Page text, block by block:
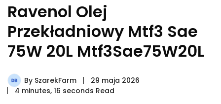
Ravenol Olej
Przekładniowy Mtf3 Sae
75W 20L Mtf3Sae75W20L
By SzarekFarm
29 maja 2026
4 minutes, 16 seconds Read